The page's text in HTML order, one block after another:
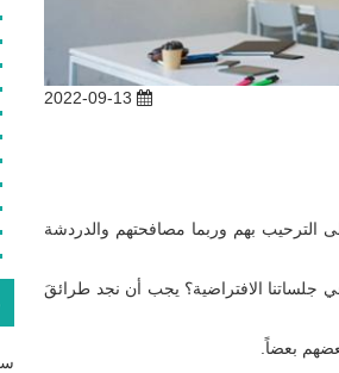
2022-09-13
الترحيب بهم وربما مصافحتهم والدردشة
جلساتنا الافتراضية؟ يجب أن نجد طرائقَ
بعضاً.